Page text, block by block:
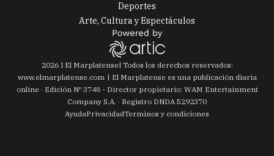
Deportes
Arte, Cultura y Espectáculos
2026| El Marplatense| Todos los derechos reservados:
www.elmarplatense.com
El Marplatense es una publicación diaria
online · Edición Nº 3748- Director propietario: WAM Entertainment
Company S.A. · Registro DNDA 5292370
AyudaPrivacidadTerminos y condiciones